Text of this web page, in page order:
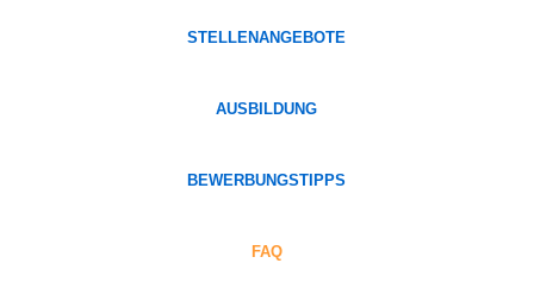
STELLENANGEBOTE
AUSBILDUNG
BEWERBUNGSTIPPS
FAQ